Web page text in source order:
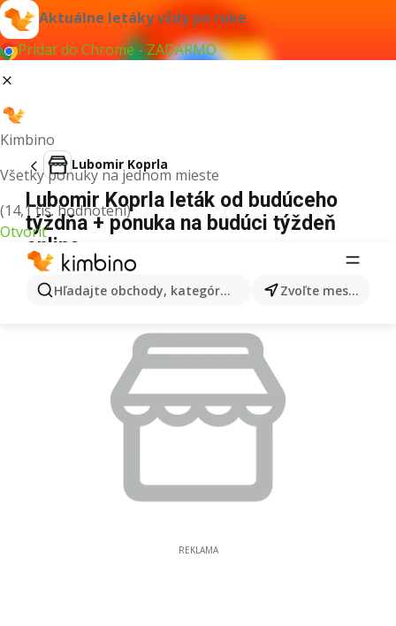
Aktuálne letáky vždy po ruke
Pridať do Chrome - ZADARMO
Kimbino
Všetky ponuky na jednom mieste
(14,1 tis. hodnotení)
Otvoriť
Hľadajte obchody, kategórie, produkty... Zvoľte mesto
Lubomir Koprla
Lubomir Koprla leták od budúceho
týždňa + ponuka na budúci týždeň
online
REKLAMA